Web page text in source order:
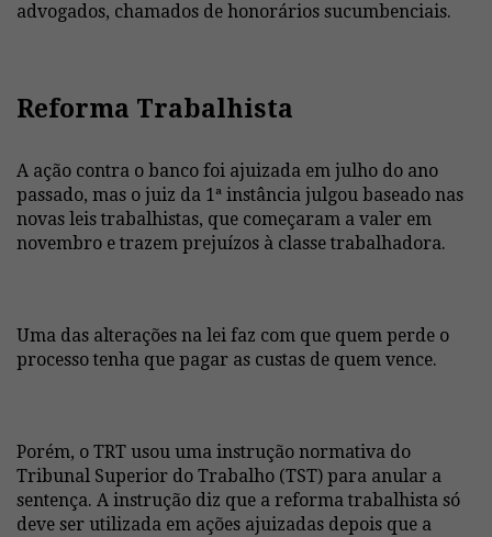
advogados, chamados de honorários sucumbenciais.
Reforma Trabalhista
A ação contra o banco foi ajuizada em julho do ano
passado, mas o juiz da 1ª instância julgou baseado nas
novas leis trabalhistas, que começaram a valer em
novembro e trazem prejuízos à classe trabalhadora.
Uma das alterações na lei faz com que quem perde o
processo tenha que pagar as custas de quem vence.
Porém, o TRT usou uma instrução normativa do
Tribunal Superior do Trabalho (TST) para anular a
sentença. A instrução diz que a reforma trabalhista só
deve ser utilizada em ações ajuizadas depois que a